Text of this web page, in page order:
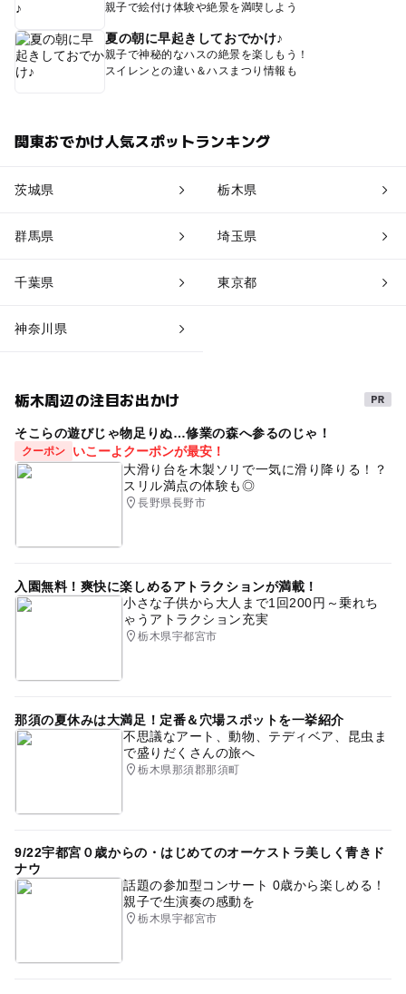
親子で絵付け体験や絶景を満喫しよう
夏の朝に早起きしておでかけ♪
親子で神秘的なハスの絶景を楽しもう！
スイレンとの違い＆ハスまつり情報も
関東おでかけ人気スポットランキング
茨城県 栃木県
群馬県 埼玉県
千葉県 東京都
神奈川県
栃木周辺の注目お出かけ
そこらの遊びじゃ物足りぬ…修業の森へ参るのじゃ！
クーポン
いこーよクーポンが最安！
大滑り台を木製ソリで一気に滑り降りる！？
スリル満点の体験も◎
長野県長野市
入園無料！爽快に楽しめるアトラクションが満載！
小さな子供から大人まで1回200円～乗れち
ゃうアトラクション充実
栃木県宇都宮市
那須の夏休みは大満足！定番＆穴場スポットを一挙紹介
不思議なアート、動物、テディベア、昆虫ま
で盛りだくさんの旅へ
栃木県那須郡那須町
9/22宇都宮０歳からの・はじめてのオーケストラ美しく青きド
ナウ
話題の参加型コンサート 0歳から楽しめる！
親子で生演奏の感動を
栃木県宇都宮市